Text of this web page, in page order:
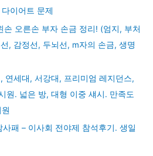
이어트 문제
손 오른손 부자 손금 정리! (엄지, 부처
, 감정선, 두뇌선, m자의 손금, 생명
연세대, 서강대, 프리미엄 레지던스,
원. 넓은 방, 대형 이중 섀시. 만족도
패 – 이사회 전야제 참석후기. 생일